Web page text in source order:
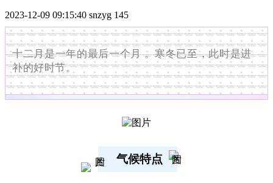
2023-12-09 09:15:40 snzyg 145
十二月是一年的最后一个月 。寒冬已至，此时是进
补的好时节。
气候特点